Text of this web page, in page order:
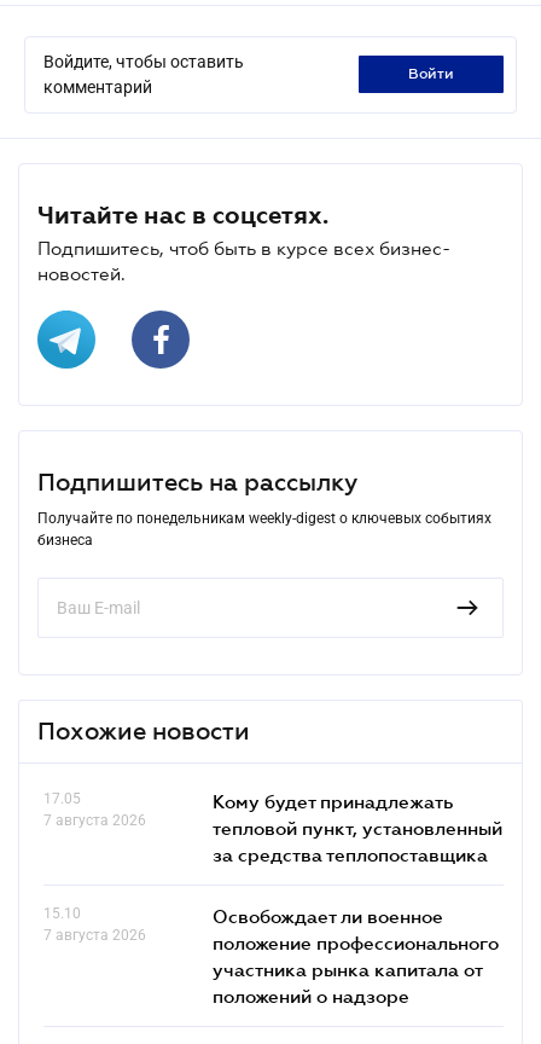
Войдите, чтобы оставить
комментарий
войти
Читайте нас в соцсетях.
Подпишитесь, чтоб быть в курсе всех бизнес-
новостей.
Подпишитесь на рассылку
Получайте по понедельникам weekly-digest о ключевых событиях
бизнеса
Похожие новости
17.05
7 августа 2026
Кому будет принадлежать
тепловой пункт, установленный
за средства теплопоставщика
15.10
7 августа 2026
Освобождает ли военное
положение профессионального
участника рынка капитала от
положений о надзоре